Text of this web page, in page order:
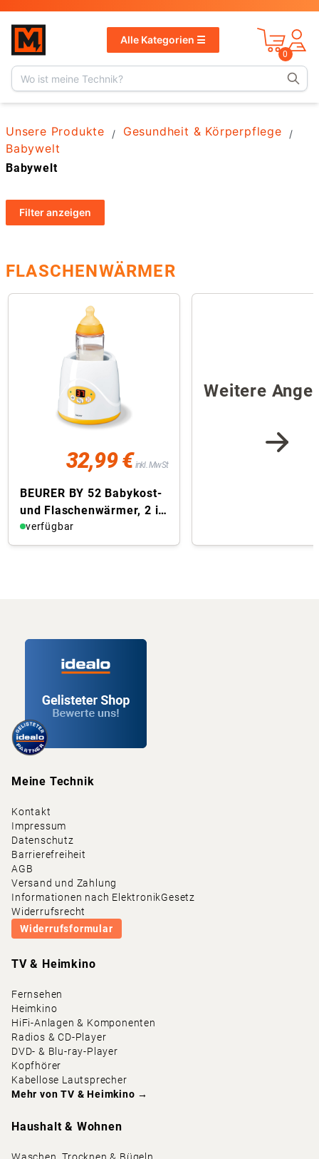
Alle Kategorien ☰
0
Unsere Produkte / Gesundheit & Körperpflege /
Babywelt
Babywelt
Filteranzeigen
FLASCHENWÄRMER
32,99 €inkl. MwSt
BEURER BY 52 Babykost-
und Flaschenwärmer, 2 in
1: Aufwärmen und
Warmhalten, ...
verfügbar
Weitere
Meine Technik
Kontakt
Impressum
Datenschutz
Barrierefreiheit
AGB
Versand und Zahlung
Informationen nach ElektronikGesetz
Widerrufsrecht
Widerrufsformular
TV & Heimkino
Fernsehen
Heimkino
HiFi-Anlagen & Komponenten
Radios & CD-Player
DVD- & Blu-ray-Player
Kopfhörer
Kabellose Lautsprecher
Mehr von TV & Heimkino →
Haushalt & Wohnen